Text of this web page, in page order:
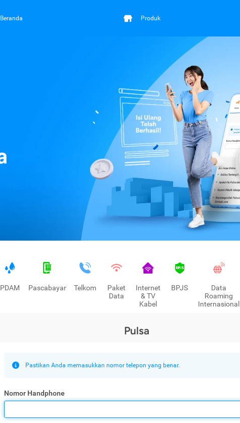
Beranda Produk
PDAM Pascabayar Telkom
Paket
Data
Internet
& TV
Kabel
BPJS
Data
Roaming
Internasional
Pulsa
Pastikan Anda memasukkan nomor telepon yang benar.
Nomor Handphone